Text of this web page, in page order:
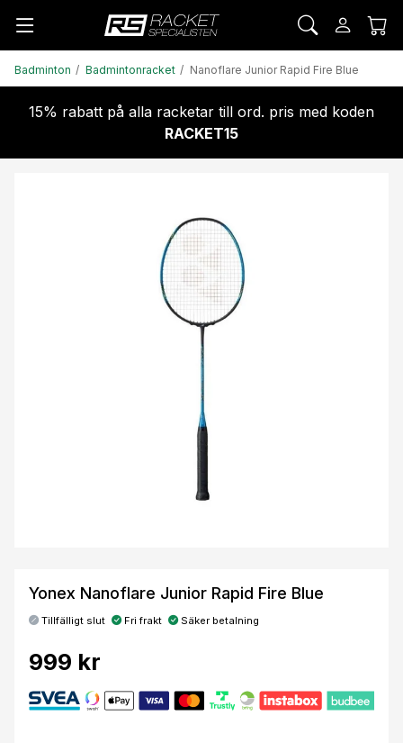
Badminton Badmintonracket Nanoflare Junior Rapid Fire Blue
15% rabatt på alla racketar till ord. pris med koden
RACKET15
Yonex Nanoflare Junior Rapid Fire Blue
Tillfälligt slut Fri frakt Säker betalning
999 kr